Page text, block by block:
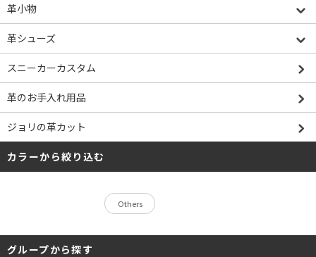
革小物
革シューズ
スニーカーカスタム
革のお手入れ用品
ジョリの革カット
カラーから絞り込む
Others
グループから探す